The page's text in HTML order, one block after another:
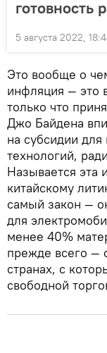
готовность
5 августа 2022,
Это вообще о
инфляция — это
только что
Джо Байдена
на субсидии
технологий,
Называется эта
китайскому
самый закон —
для
менее 40%
прежде всего —
странах, с
свободной